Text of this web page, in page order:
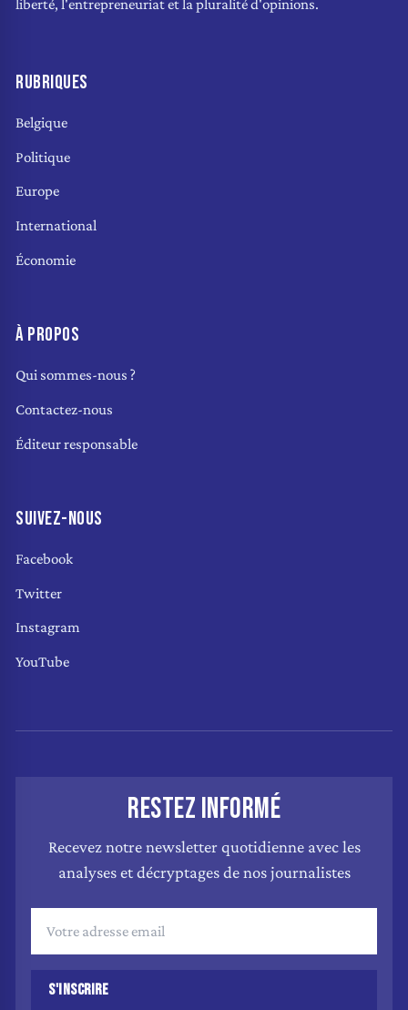
liberté, l'entrepreneuriat et la pluralité d'opinions.
RUBRIQUES
Belgique
Politique
Europe
International
Économie
À PROPOS
Qui sommes-nous ?
Contactez-nous
Éditeur responsable
SUIVEZ-NOUS
Facebook
Twitter
Instagram
YouTube
RESTEZ INFORMÉ
Recevez notre newsletter quotidienne avec les
analyses et décryptages de nos journalistes
S'INSCRIRE